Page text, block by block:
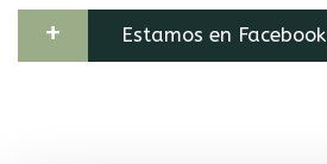
+ Estamos en Facebook